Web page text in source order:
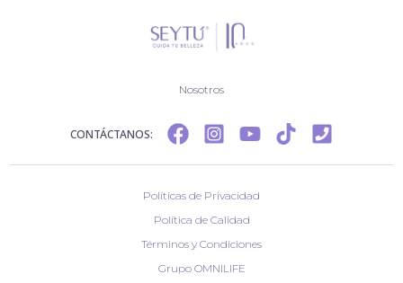
Nosotros
CONTÁCTANOS:
Políticas de Privacidad
Política de Calidad
Términos y Condiciones
Grupo OMNILIFE